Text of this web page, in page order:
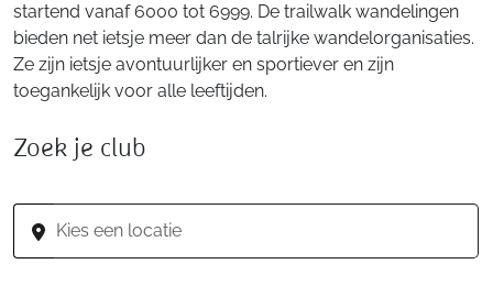
startend vanaf 6000 tot 6999. De trailwalk wandelingen
bieden net ietsje meer dan de talrijke wandelorganisaties.
Ze zijn ietsje avontuurlijker en sportiever en zijn
toegankelijk voor alle leeftijden.
Zoek je club